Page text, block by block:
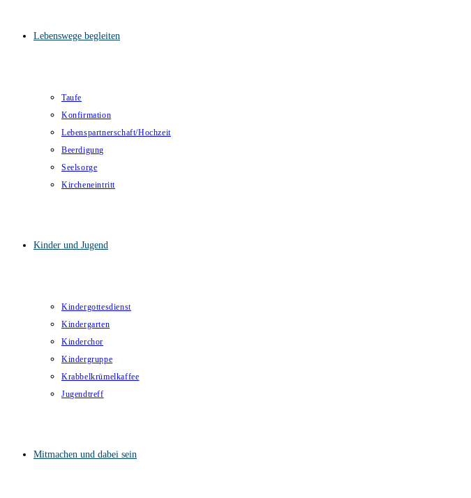
Lebenswege begleiten
Taufe
Konfirmation
Lebenspartnerschaft/Hochzeit
Beerdigung
Seelsorge
Kircheneintritt
Kinder und Jugend
Kindergottesdienst
Kindergarten
Kinderchor
Kindergruppe
Krabbelkrümelkaffee
Jugendtreff
Mitmachen und dabei sein